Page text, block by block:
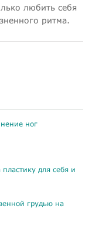
любить себя
ритма.
ног
для себя и
грудью на